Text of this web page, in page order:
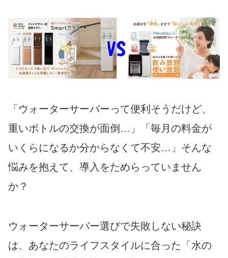
「ウォーターサーバーって便利そうだけど、
重いボトルの交換が面倒…」「毎月の料金が
いくらになるか分からなくて不安…」そんな
悩みを抱えて、導入をためらっていません
か？
ウォーターサーバー選びで失敗しない秘訣
は、あなたのライフスタイルに合った「水の